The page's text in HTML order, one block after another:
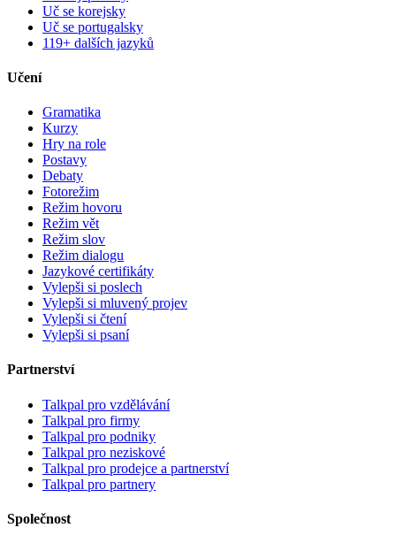
Uč se korejsky
Uč se portugalsky
119+ dalších jazyků
Učení
Gramatika
Kurzy
Hry na role
Postavy
Debaty
Fotorežim
Režim hovoru
Režim vět
Režim slov
Režim dialogu
Jazykové certifikáty
Vylepši si poslech
Vylepši si mluvený projev
Vylepši si čtení
Vylepši si psaní
Partnerství
Talkpal pro vzdělávání
Talkpal pro firmy
Talkpal pro podniky
Talkpal pro neziskové
Talkpal pro prodejce a partnerství
Talkpal pro partnery
Společnost